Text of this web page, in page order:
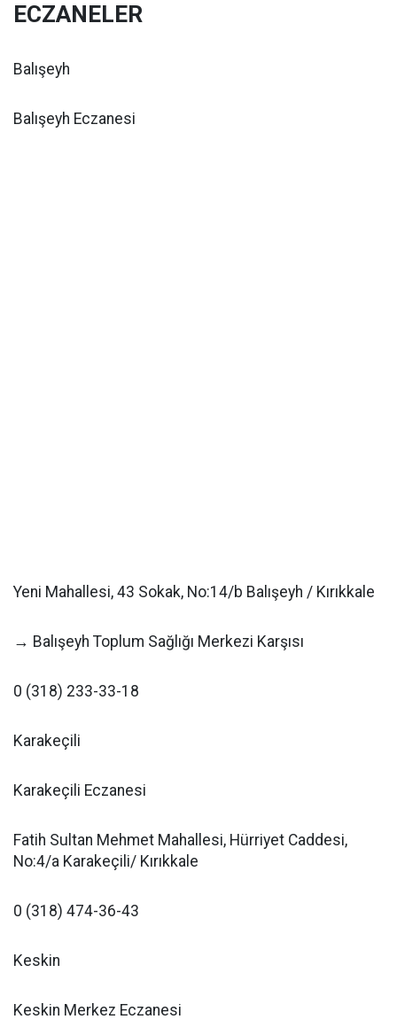
ECZANELER
Balışeyh
Balışeyh Eczanesi
Yeni Mahallesi, 43 Sokak, No:14/b Balışeyh / Kırıkkale
→ Balışeyh Toplum Sağlığı Merkezi Karşısı
0 (318) 233-33-18
Karakeçili
Karakeçili Eczanesi
Fatih Sultan Mehmet Mahallesi, Hürriyet Caddesi,
No:4/a Karakeçili/ Kırıkkale
0 (318) 474-36-43
Keskin
Keskin Merkez Eczanesi